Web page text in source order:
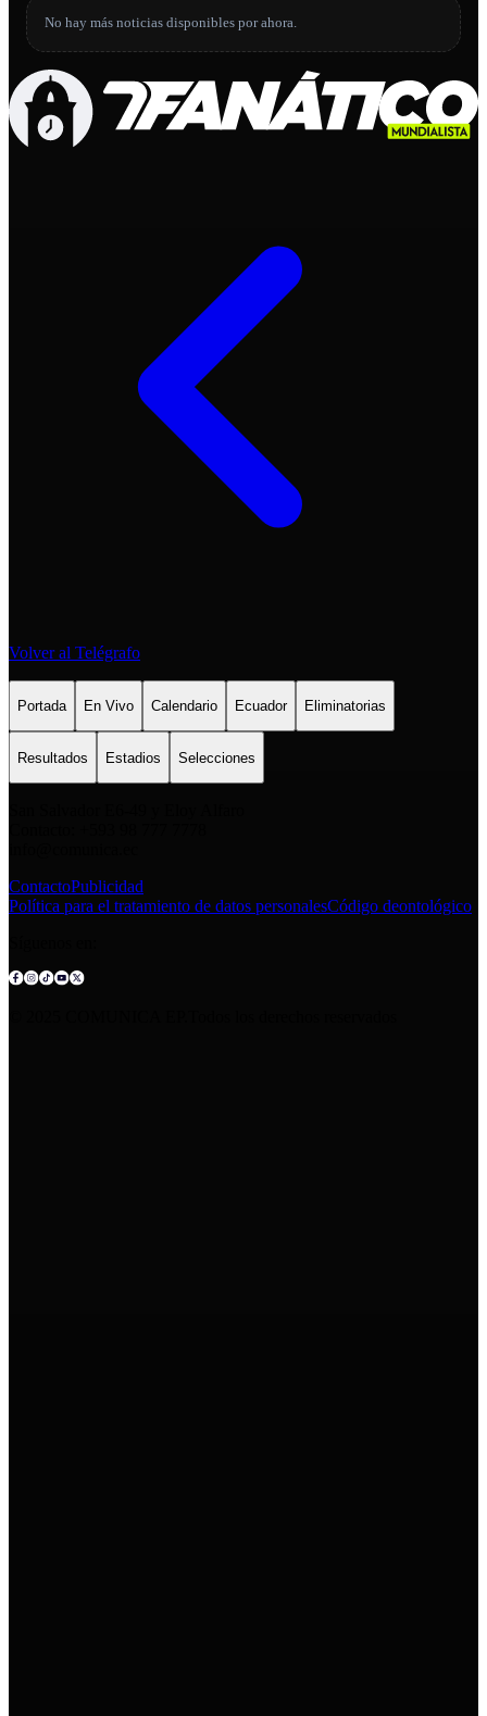
No hay más noticias disponibles por ahora.
Volver al Telégrafo
Portada En Vivo Calendario Ecuador Eliminatorias
Resultados Estadios Selecciones
ContactoPublicidad
Política para el tratamiento de datos personalesCódigo deontológico